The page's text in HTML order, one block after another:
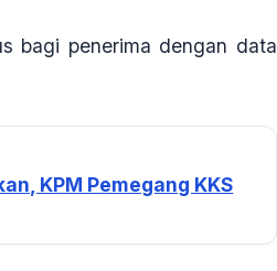
bagi penerima dengan data
KPM Pemegang KKS